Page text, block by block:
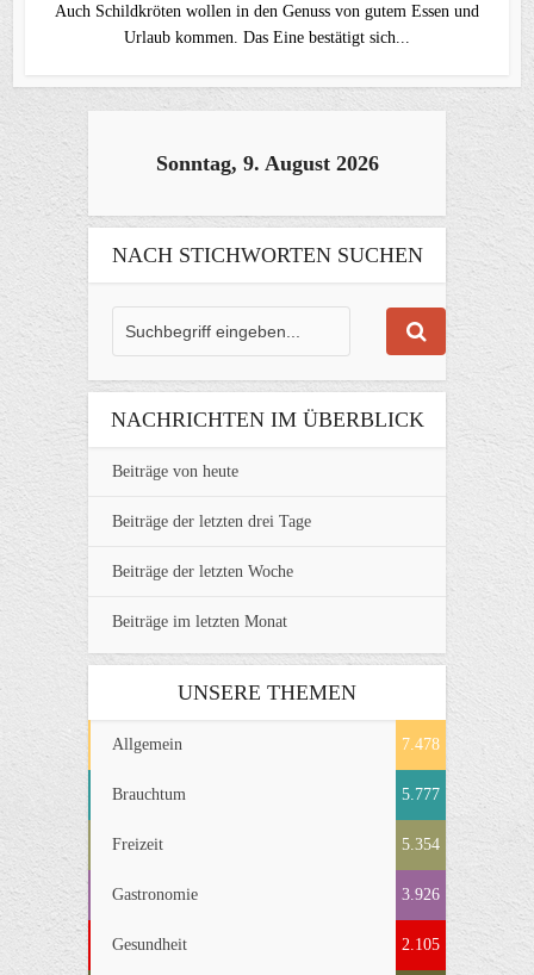
Auch Schildkröten wollen in den Genuss von gutem Essen und
Urlaub kommen. Das Eine bestätigt sich...
Sonntag, 9. August 2026
NACH STICHWORTEN SUCHEN
NACHRICHTEN IM ÜBERBLICK
Beiträge von heute
Beiträge der letzten drei Tage
Beiträge der letzten Woche
Beiträge im letzten Monat
UNSERE THEMEN
Allgemein 7.478
Brauchtum 5.777
Freizeit 5.354
Gastronomie 3.926
Gesundheit 2.105